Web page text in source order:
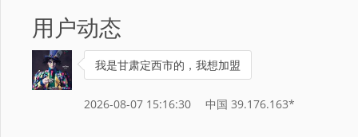
用户动态
我是甘肃定西市的，我想加盟
2026-08-07 15:16:30 中国 39.176.163*